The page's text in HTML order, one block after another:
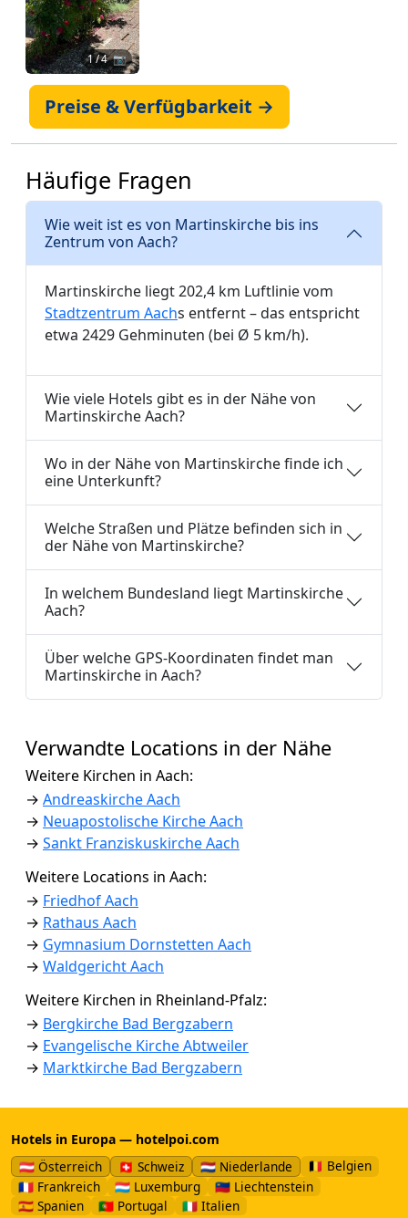
1/ 4 📷
Preise & Verfügbarkeit →
Häufige Fragen
Wie weit ist es von Martinskirche bis ins
Zentrum von Aach?
Martinskirche liegt 202,4 km Luftlinie vom
Stadtzentrum Aachs entfernt – das entspricht
etwa 2429 Gehminuten (bei Ø 5 km/h).
Wie viele Hotels gibt es in der Nähe von
Martinskirche Aach?
Wo in der Nähe von Martinskirche finde ich
eine Unterkunft?
Welche Straßen und Plätze befinden sich in
der Nähe von Martinskirche?
In welchem Bundesland liegt Martinskirche
Aach?
Über welche GPS-Koordinaten findet man
Martinskirche in Aach?
Verwandte Locations in der Nähe
Weitere Kirchen in Aach:
→ Andreaskirche Aach
→ Neuapostolische Kirche Aach
→ Sankt Franziskuskirche Aach
Weitere Locations in Aach:
→ Friedhof Aach
→ Rathaus Aach
→ Gymnasium Dornstetten Aach
→ Waldgericht Aach
Weitere Kirchen in Rheinland-Pfalz:
→ Bergkirche Bad Bergzabern
→ Evangelische Kirche Abtweiler
→ Marktkirche Bad Bergzabern
Hotels in Europa — hotelpoi.com
🇦🇹 Österreich
🇨🇭 Schweiz 🇳🇱 Niederlande
🇧🇪 Belgien
🇫🇷 Frankreich
🇱🇺 Luxemburg
🇱🇮 Liechtenstein
🇪🇸 Spanien
🇵🇹 Portugal 🇮🇹 Italien